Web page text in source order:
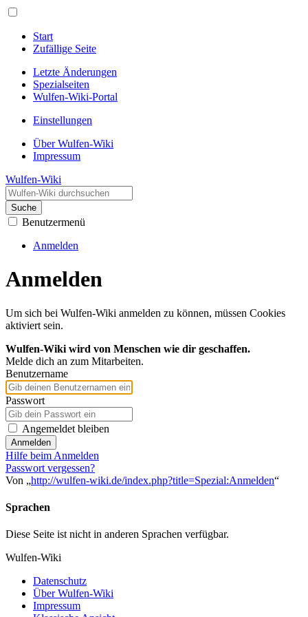
Start
Zufällige Seite
Letzte Änderungen
Spezialseiten
Wulfen-Wiki-Portal
Einstellungen
Über Wulfen-Wiki
Impressum
Wulfen-Wiki
Suche
Benutzermenü
Anmelden
Anmelden
Um sich bei Wulfen-Wiki anmelden zu können, müssen Cookies
aktiviert sein.
Wulfen-Wiki wird von Menschen wie dir geschaffen.
Melde dich an zum Mitarbeiten.
Benutzername
Passwort
Angemeldet bleiben
Anmelden
Hilfe beim Anmelden
Passwort vergessen?
Von „http://wulfen-wiki.de/index.php?title=Spezial:Anmelden“
Sprachen
Diese Seite ist nicht in anderen Sprachen verfügbar.
Wulfen-Wiki
Datenschutz
Über Wulfen-Wiki
Impressum